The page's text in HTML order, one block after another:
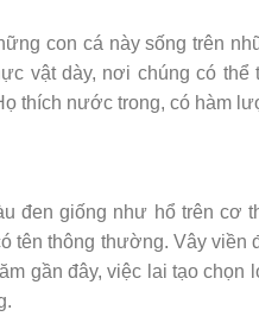
con cá này sống trên
vật dày, nơi chúng có thể
thích nước trong, có hàm
đen giống như hổ trên cơ
tên thông thường. Vây viền
gần đây, việc lai tạo chọn